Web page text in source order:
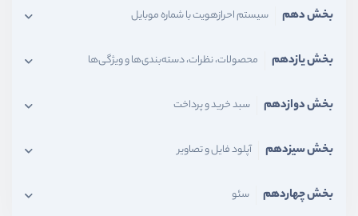
بخش دهم سیستم احرازهویت با شماره موبایل
بخش یازدهم محصولات، نظرات، دسته‌بندی‌ها و ویژگی‌ها
بخش دوازدهم سبد خرید و پرداخت
بخش سیزدهم آپلود فایل و تصاویر
بخش چهاردهم سئو